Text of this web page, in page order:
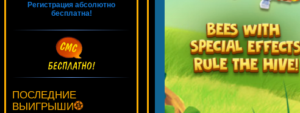
Регистрация абсолютно
бесплатна!
ПОСЛЕДНИЕ
ВЫИГРЫШИ
1365 ₽
superman***